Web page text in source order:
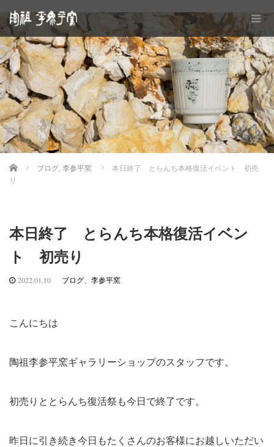
Home ブログ 李参平窯
本日終了 とらんち本格復活イベント 初売
り
本日終了 とらんち本格復活イベン
ト 初売り
2022.01.10 ブログ 李参平窯
こんにちは
陶祖李参平窯ギャラリーショップのスタッフです。
初売りととらんち復活祭も今日で終了です。
昨日に引き続き今日もたくさんのお客様にお越しいただい